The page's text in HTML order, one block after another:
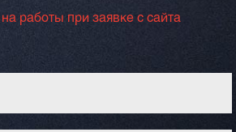
работы при заявке с сайта